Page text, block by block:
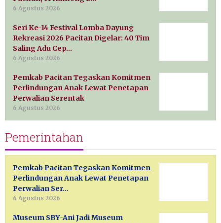
6 Agustus 2026
Seri Ke-14 Festival Lomba Dayung
Rekreasi 2026 Pacitan Digelar: 40 Tim
Saling Adu Cep…
6 Agustus 2026
Pemkab Pacitan Tegaskan Komitmen
Perlindungan Anak Lewat Penetapan
Perwalian Serentak
6 Agustus 2026
Pemerintahan
Pemkab Pacitan Tegaskan Komitmen
Perlindungan Anak Lewat Penetapan
Perwalian Ser…
6 Agustus 2026
Museum SBY-Ani Jadi Museum